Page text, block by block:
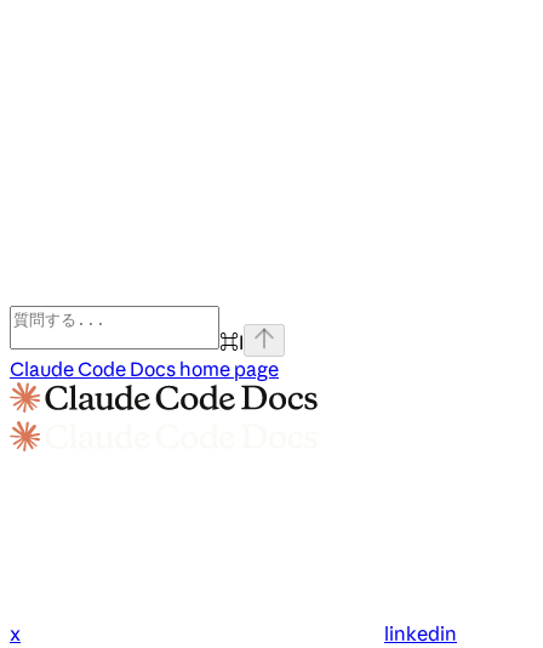
⌘I
Claude Code Docs home page
x linkedin